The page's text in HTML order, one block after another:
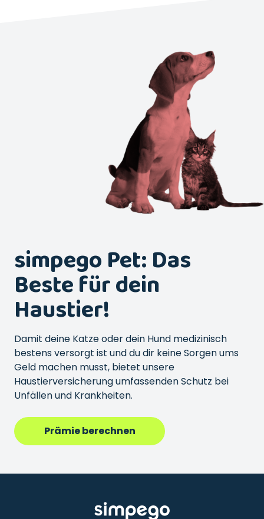
simpego Pet: Das
Beste für dein
Haustier!
Damit deine Katze oder dein Hund medizinisch
bestens versorgt ist und du dir keine Sorgen ums
Geld machen musst, bietet unsere
Haustierversicherung umfassenden Schutz bei
Unfällen und Krankheiten.
Prämie berechnen